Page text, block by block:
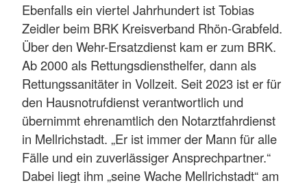
Ebenfalls ein viertel Jahrhundert ist Tobias
Zeidler beim BRK Kreisverband Rhön-Grabfeld.
Über den Wehr-Ersatzdienst kam er zum BRK.
Ab 2000 als Rettungsdiensthelfer, dann als
Rettungssanitäter in Vollzeit. Seit 2023 ist er für
den Hausnotrufdienst verantwortlich und
übernimmt ehrenamtlich den Notarztfahrdienst
in Mellrichstadt. „Er ist immer der Mann für alle
Fälle und ein zuverlässiger Ansprechpartner.“
Dabei liegt ihm „seine Wache Mellrichstadt“ am